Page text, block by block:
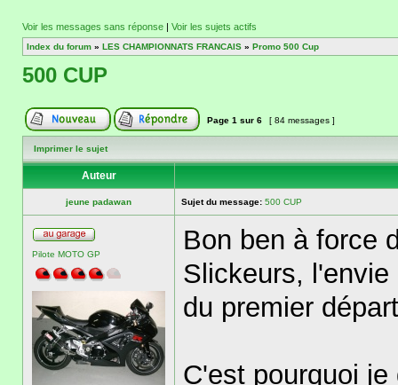
Voir les messages sans réponse | Voir les sujets actifs
Index du forum » LES CHAMPIONNATS FRANCAIS » Promo 500 Cup
500 CUP
Page 1 sur 6 [ 84 messages ]
Imprimer le sujet
Auteur
jeune padawan Sujet du message: 500 CUP
Pilote MOTO GP
Bon ben à force
Slickeurs,
du premier
C'est pourquoi